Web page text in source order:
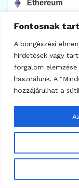
Fontosnak
A böngészési
hirdetések vagy
forgalom elemzése
használunk. A
hozzájárulhat a